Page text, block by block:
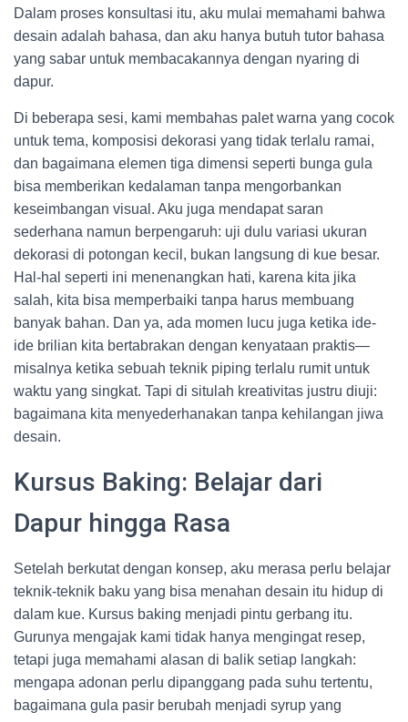
Dalam proses konsultasi itu, aku mulai memahami bahwa
desain adalah bahasa, dan aku hanya butuh tutor bahasa
yang sabar untuk membacakannya dengan nyaring di
dapur.
Di beberapa sesi, kami membahas palet warna yang cocok
untuk tema, komposisi dekorasi yang tidak terlalu ramai,
dan bagaimana elemen tiga dimensi seperti bunga gula
bisa memberikan kedalaman tanpa mengorbankan
keseimbangan visual. Aku juga mendapat saran
sederhana namun berpengaruh: uji dulu variasi ukuran
dekorasi di potongan kecil, bukan langsung di kue besar.
Hal-hal seperti ini menenangkan hati, karena kita jika
salah, kita bisa memperbaiki tanpa harus membuang
banyak bahan. Dan ya, ada momen lucu juga ketika ide-
ide brilian kita bertabrakan dengan kenyataan praktis—
misalnya ketika sebuah teknik piping terlalu rumit untuk
waktu yang singkat. Tapi di situlah kreativitas justru diuji:
bagaimana kita menyederhanakan tanpa kehilangan jiwa
desain.
Kursus Baking: Belajar dari
Dapur hingga Rasa
Setelah berkutat dengan konsep, aku merasa perlu belajar
teknik-teknik baku yang bisa menahan desain itu hidup di
dalam kue. Kursus baking menjadi pintu gerbang itu.
Gurunya mengajak kami tidak hanya mengingat resep,
tetapi juga memahami alasan di balik setiap langkah:
mengapa adonan perlu dipanggang pada suhu tertentu,
bagaimana gula pasir berubah menjadi syrup yang